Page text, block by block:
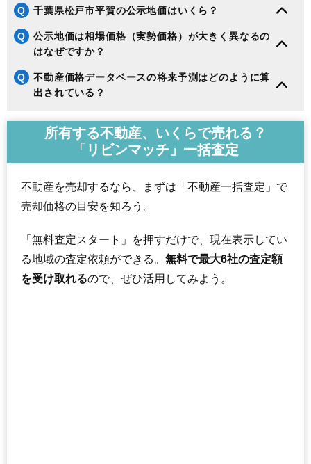
Q 千葉県松戸市平賀の公示地価はいくら？
Q
公示地価は相場価格（実勢価格）が大きく異なるの
はなぜですか？
Q
不動産価格データベースの将来予測はどのように算
出されている？
所有する不動産、いくらで売れる？
「リビンマッチ」一括査定
不動産を売却するなら、まずは「不動産一括査定」で
売却価格の目安を知ろう。
「無料査定スタート」を押すだけで、現在表示してい
る地域の査定依頼ができる。 無料で最大6社の査定額
を受け取れるので、ぜひ活用してみよう。